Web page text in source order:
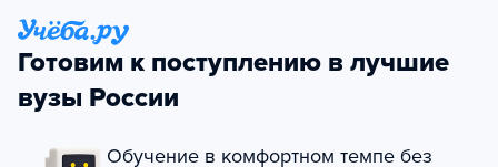
Готовим к поступлению в лучшие
вузы России
Обучение в комфортном темпе без